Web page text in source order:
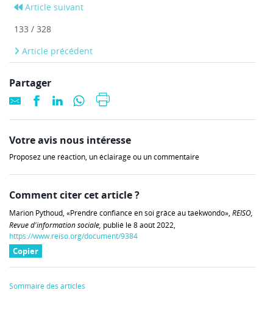
Article suivant
133 / 328
Article précédent
Partager
Votre avis nous intéresse
Proposez une réaction, un éclairage ou un commentaire
Comment citer cet article ?
Marion Pythoud, «Prendre confiance en soi grâce au taekwondo», REISO,
Revue d'information sociale, publié le 8 août 2022,
https://www.reiso.org/document/9384
Copier
Sommaire des articles